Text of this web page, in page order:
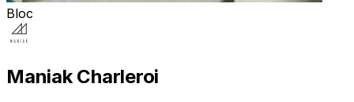
Bloc
Maniak Charleroi